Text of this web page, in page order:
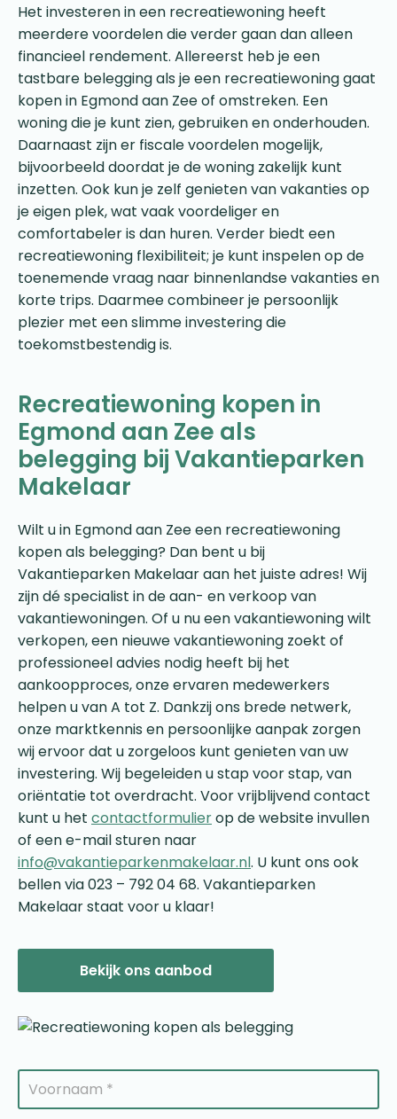
Het investeren in een recreatiewoning heeft
meerdere voordelen die verder gaan dan alleen
financieel rendement. Allereerst heb je een
tastbare belegging als je een recreatiewoning gaat
kopen in Egmond aan Zee of omstreken. Een
woning die je kunt zien, gebruiken en onderhouden.
Daarnaast zijn er fiscale voordelen mogelijk,
bijvoorbeeld doordat je de woning zakelijk kunt
inzetten. Ook kun je zelf genieten van vakanties op
je eigen plek, wat vaak voordeliger en
comfortabeler is dan huren. Verder biedt een
recreatiewoning flexibiliteit; je kunt inspelen op de
toenemende vraag naar binnenlandse vakanties en
korte trips. Daarmee combineer je persoonlijk
plezier met een slimme investering die
toekomstbestendig is.
Recreatiewoning kopen in
Egmond aan Zee als
belegging bij Vakantieparken
Makelaar
Wilt u in Egmond aan Zee een recreatiewoning
kopen als belegging? Dan bent u bij
Vakantieparken Makelaar aan het juiste adres! Wij
zijn dé specialist in de aan- en verkoop van
vakantiewoningen. Of u nu een vakantiewoning wilt
verkopen, een nieuwe vakantiewoning zoekt of
professioneel advies nodig heeft bij het
aankoopproces, onze ervaren medewerkers
helpen u van A tot Z. Dankzij ons brede netwerk,
onze marktkennis en persoonlijke aanpak zorgen
wij ervoor dat u zorgeloos kunt genieten van uw
investering. Wij begeleiden u stap voor stap, van
oriëntatie tot overdracht. Voor vrijblijvend contact
kunt u het contactformulierop de website invullen
of een e-mail sturen naar
info@vakantieparkenmakelaar.nl. U kunt ons ook
bellen via 023 – 792 04 68. Vakantieparken
Makelaar staat voor u klaar!
Bekijk ons aanbod